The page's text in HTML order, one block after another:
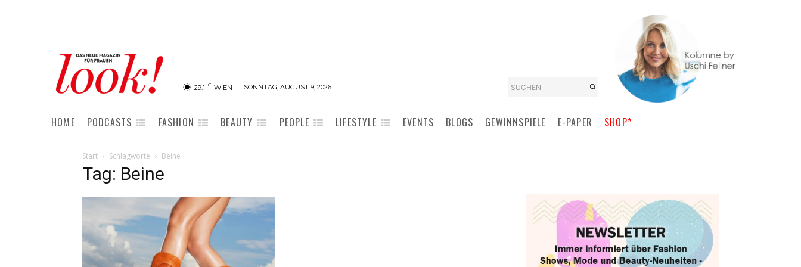
29.1 C WIEN SONNTAG, AUGUST 9, 2026 SUCHEN
HOME PODCASTS FASHION BEAUTY PEOPLE LIFESTYLE EVENTS BLOGS GEWINNSPIELE E-PAPER SHOP*
Start Schlagworte Beine
Tag: Beine